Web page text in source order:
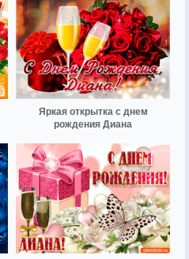
Яркая открытка с днем
рождения Диана